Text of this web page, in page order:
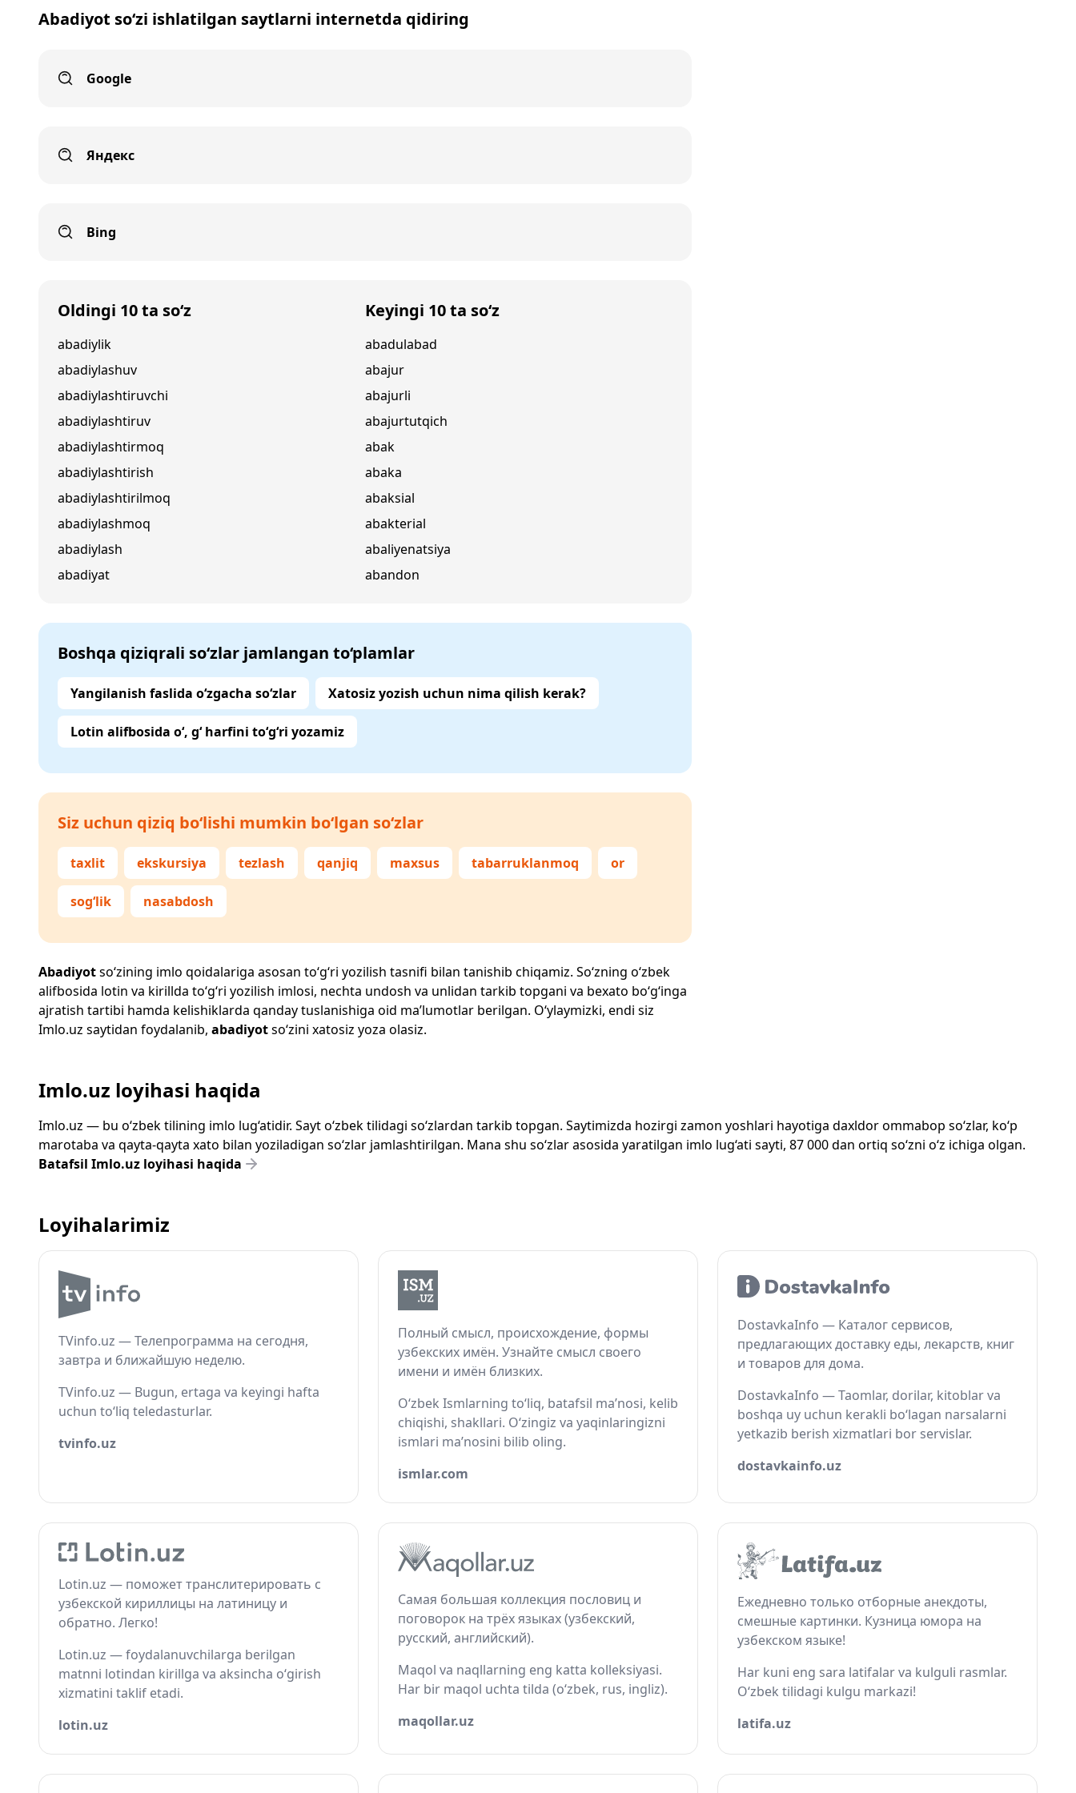
Abadiyot so‘zi ishlatilgan saytlarni internetda qidiring
Google
Яндекс
Bing
Oldingi 10 ta so‘z
abadiylik
abadiylashuv
abadiylashtiruvchi
abadiylashtiruv
abadiylashtirmoq
abadiylashtirish
abadiylashtirilmoq
abadiylashmoq
abadiylash
abadiyat
Keyingi 10 ta so‘z
abadulabad
abajur
abajurli
abajurtutqich
abak
abaka
abaksial
abakterial
abaliyenatsiya
abandon
Boshqa qiziqrali so‘zlar jamlangan to‘plamlar
Yangilanish faslida o‘zgacha so‘zlar Xatosiz yozish uchun nima qilish kerak?
Lotin alifbosida o‘, g‘ harfini to‘g‘ri yozamiz
Siz uchun qiziq bo‘lishi mumkin bo‘lgan so‘zlar
taxlit ekskursiya tezlash qanjiq maxsus tabarruklanmoq or
sog‘lik nasabdosh
Abadiyotso‘zining imlo qoidalariga asosan to‘g‘ri yozilish tasnifi bilan tanishib chiqamiz. So‘zning o‘zbek
alifbosida lotin va kirillda to‘g‘ri yozilish imlosi, nechta undosh va unlidan tarkib topgani va bexato bo‘g‘inga
ajratish tartibi hamda kelishiklarda qanday tuslanishiga oid ma’lumotlar berilgan. O‘ylaymizki, endi siz
Imlo.uz saytidan foydalanib, abadiyotso‘zini xatosiz yoza olasiz.
Imlo.uz loyihasi haqida
Imlo.uz — bu o‘zbek tilining imlo lug‘atidir. Sayt o‘zbek tilidagi so‘zlardan tarkib topgan. Saytimizda hozirgi zamon yoshlari hayotiga daxldor ommabop so‘zlar, ko‘p
marotaba va qayta-qayta xato bilan yoziladigan so‘zlar jamlashtirilgan. Mana shu so‘zlar asosida yaratilgan imlo lug‘ati sayti, 87 000 dan ortiq so‘zni o‘z ichiga olgan.
Batafsil Imlo.uz loyihasi haqida
Loyihalarimiz
TVinfo.uz — Телепрограмма на сегодня,
завтра и ближайшую неделю.
TVinfo.uz — Bugun, ertaga va keyingi hafta
uchun to‘liq teledasturlar.
tvinfo.uz
Полный смысл, происхождение, формы
узбекских имён. Узнайте смысл своего
имени и имён близких.
O‘zbek Ismlarning to‘liq, batafsil ma’nosi, kelib
chiqishi, shakllari. O‘zingiz va yaqinlaringizni
ismlari ma’nosini bilib oling.
ismlar.com
DostavkaInfo — Каталог сервисов,
предлагающих доставку еды, лекарств, книг
и товаров для дома.
DostavkaInfo — Taomlar, dorilar, kitoblar va
boshqa uy uchun kerakli bo‘lagan narsalarni
yetkazib berish xizmatlari bor servislar.
dostavkainfo.uz
Lotin.uz — поможет транслитерировать с
узбекской кириллицы на латиницу и
обратно. Легко!
Lotin.uz — foydalanuvchilarga berilgan
matnni lotindan kirillga va aksincha o‘girish
xizmatini taklif etadi.
lotin.uz
Самая большая коллекция пословиц и
поговорок на трёх языках (узбекский,
русский, английский).
Maqol va naqllarning eng katta kolleksiyasi.
Har bir maqol uchta tilda (o‘zbek, rus, ingliz).
maqollar.uz
Ежедневно только отборные анекдоты,
смешные картинки. Кузница юмора на
узбекском языке!
Har kuni eng sara latifalar va kulguli rasmlar.
O‘zbek tilidagi kulgu markazi!
latifa.uz